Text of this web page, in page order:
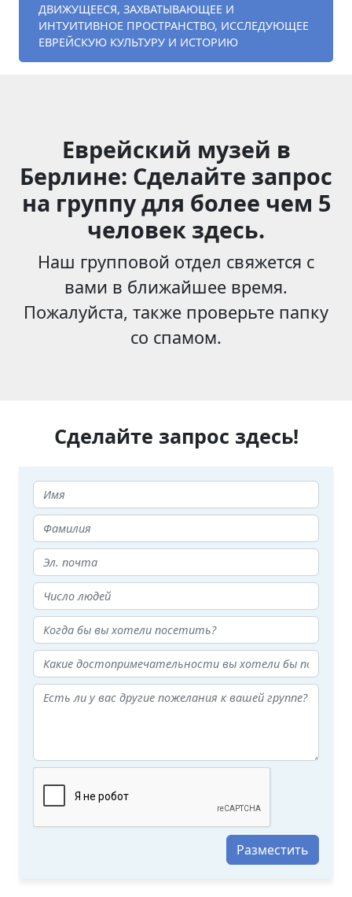
ДВИЖУЩЕЕСЯ, ЗАХВАТЫВАЮЩЕЕ И
ИНТУИТИВНОЕ ПРОСТРАНСТВО, ИССЛЕДУЮЩЕЕ
ЕВРЕЙСКУЮ КУЛЬТУРУ И ИСТОРИЮ
Еврейский музей в
Берлине: Сделайте запрос
на группу для более чем 5
человек здесь.
Наш групповой отдел свяжется с
вами в ближайшее время.
Пожалуйста, также проверьте папку
со спамом.
Сделайте запрос здесь!
Разместить